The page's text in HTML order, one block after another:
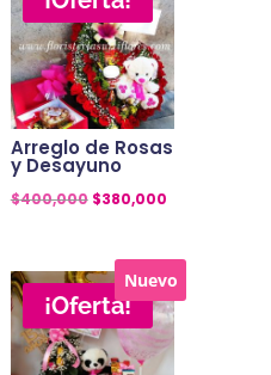
Arreglo de Rosas
y Desayuno
$400,000 El
original
era:
$400,000.
$380,000El
actual
es:
$380,000.
¡Oferta!
Nuevo